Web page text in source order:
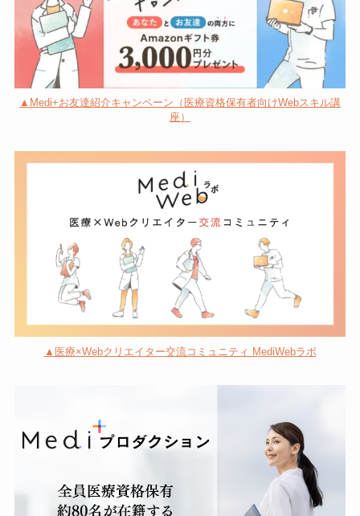
▲Medi+お友達紹介キャンペーン（医療資格保有者向けWebスキル講
座）
▲医療×Webクリエイター交流コミュニティ MediWebラボ